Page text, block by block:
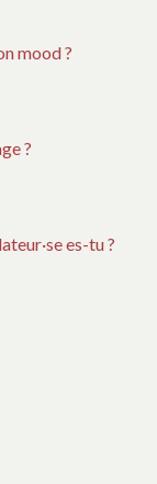
mood ?
?
es-tu ?